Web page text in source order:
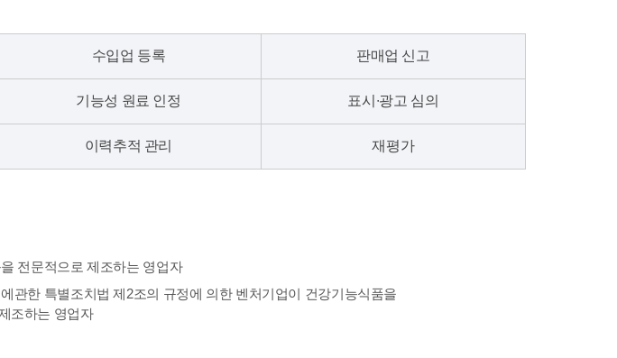
수입업 등록 판매업 신고
기능성 원료 인정 표시∙광고 심의
이력추적 관리 재평가
전문적으로 제조하는 영업자
관한 특별조치법 제2조의 규정에 의한 벤처기업이 건강기능식품을
조하는 영업자